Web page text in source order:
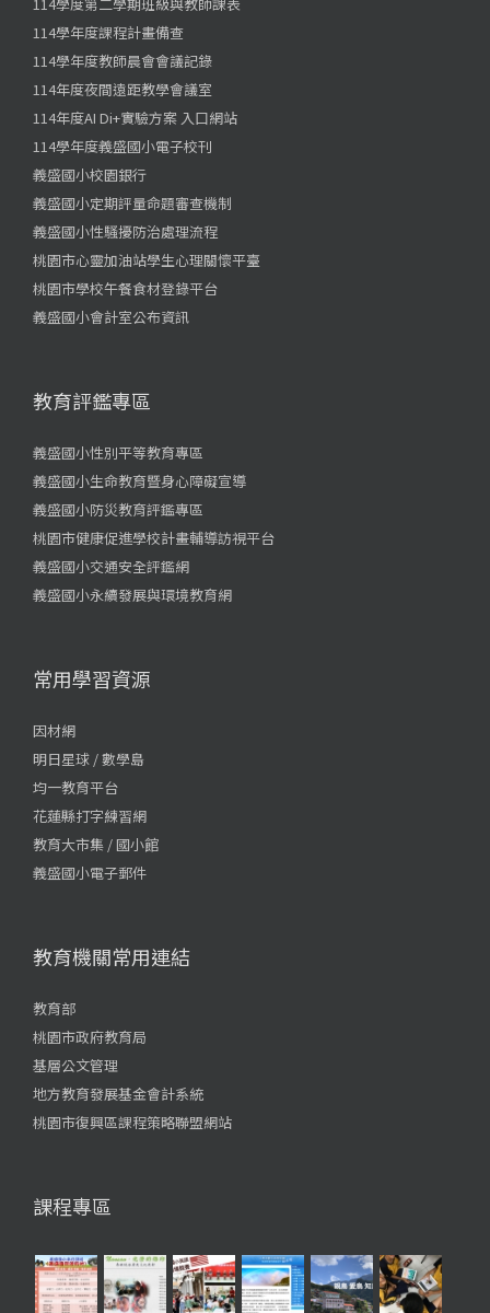
114學年度課程計畫備查
114學年度教師晨會會議記錄
114年度夜間遠距教學會議室
114年度AI Di+實驗方案 入口網站
114學年度義盛國小電子校刊
義盛國小校園銀行
義盛國小定期評量命題審查機制
義盛國小性騷擾防治處理流程
桃園市心靈加油站學生心理關懷平臺
桃園市學校午餐食材登錄平台
義盛國小會計室公布資訊
教育評鑑專區
義盛國小性別平等教育專區
義盛國小生命教育暨身心障礙宣導
義盛國小防災教育評鑑專區
桃園市健康促進學校計畫輔導訪視平台
義盛國小交通安全評鑑網
義盛國小永續發展與環境教育網
常用學習資源
因材網
明日星球 / 數學島
均一教育平台
花蓮縣打字練習網
教育大市集 / 國小館
義盛國小電子郵件
教育機關常用連結
教育部
桃園市政府教育局
基層公文管理
地方教育發展基金會計系統
桃園市復興區課程策略聯盟網站
課程專區